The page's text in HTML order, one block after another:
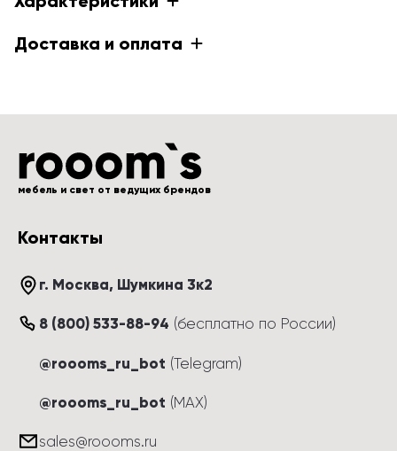
Доставка и оплата
мебель и свет от ведущих брендов
Контакты
г. Москва, Шумкина 3к2
8 (800) 533-88-94 (бесплатно по России)
@roooms_ru_bot (Telegram)
@roooms_ru_bot (MAX)
sales@roooms.ru